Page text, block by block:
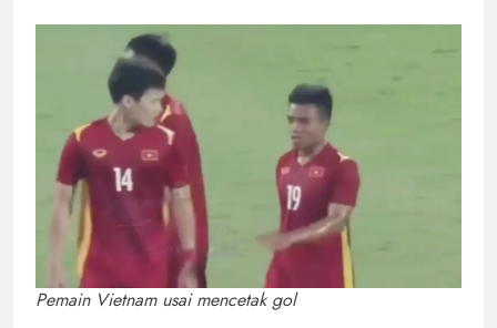
Pemain Vietnam usai mencetak gol